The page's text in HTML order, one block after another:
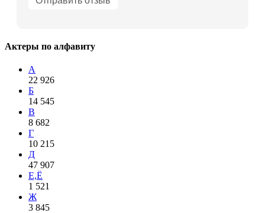
Актеры по алфавиту
А
22 926
Б
14 545
В
8 682
Г
10 215
Д
47 907
Е,Ё
1 521
Ж
3 845